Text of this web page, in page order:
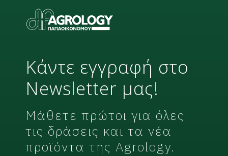
Κάντε εγγραφή στο
Newsletter μας!
Μάθετε πρώτοι για όλες
τις δράσεις και τα νέα
προϊόντα της Agrology.